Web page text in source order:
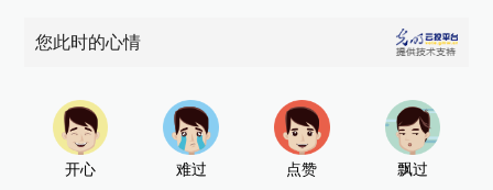
您此时的心情
开心 难过 点赞 飘过